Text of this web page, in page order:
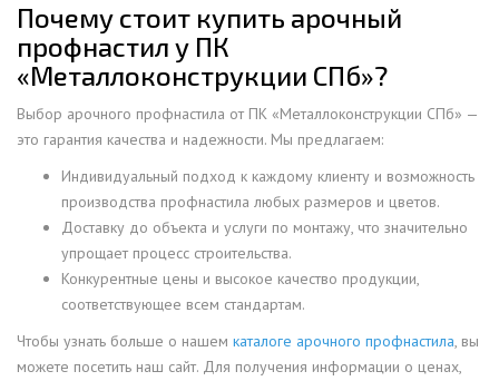
Почему стоит купить арочный
профнастил у ПК
«Металлоконструкции СПб»?
Выбор арочного профнастила от ПК «Металлоконструкции СПб» —
это гарантия качества и надежности. Мы предлагаем:
Индивидуальный подход к каждому клиенту и возможность
производства профнастила любых размеров и цветов.
Доставку до объекта и услуги по монтажу, что значительно
упрощает процесс строительства.
Конкурентные цены и высокое качество продукции,
соответствующее всем стандартам.
Чтобы узнать больше о нашем каталоге арочного профнастила, вы
можете посетить наш сайт. Для получения информации о ценах,